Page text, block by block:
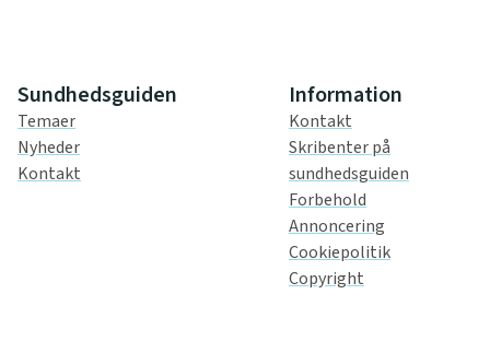
Sundhedsguiden
Temaer
Nyheder
Kontakt
Information
Kontakt
Skribenter på
sundhedsguiden
Forbehold
Annoncering
Cookiepolitik
Copyright